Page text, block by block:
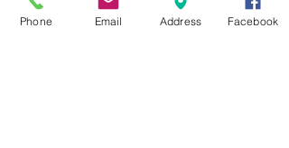
鋼を鍛える回数が少ないのと、外が塞いのでアン
Phone Email Address Facebook